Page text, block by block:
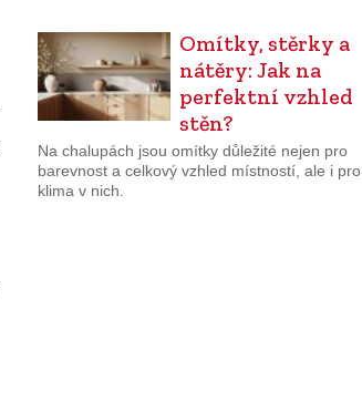
Omítky, stěrky a
nátěry: Jak na
perfektní vzhled
stěn?
Na chalupách jsou omítky důležité nejen pro
barevnost a celkový vzhled místností, ale i pro
klima v nich.